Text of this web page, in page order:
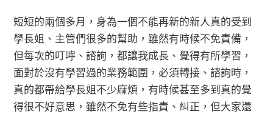
短短的兩個多月，身為一個不能再新的新人真的受到
學長姐、主管們很多的幫助，雖然有時候不免責備，
但每次的叮嚀、諮詢，都讓我成長、覺得有所學習，
面對於沒有學習過的業務範圍，必須轉接、諮詢時，
真的都帶給學長姐不少麻煩，有時候甚至多到真的覺
得很不好意思，雖然不免有些指責、糾正，但大家還